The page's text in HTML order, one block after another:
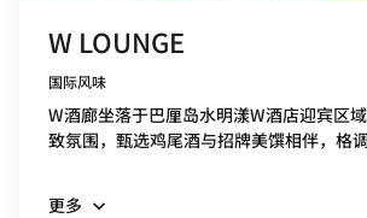
W LOUNGE
国际风味
W酒廊坐落于巴厘岛水明漾W酒店迎宾区
致氛围，甄选鸡尾酒与招牌美馔相伴，格
更多